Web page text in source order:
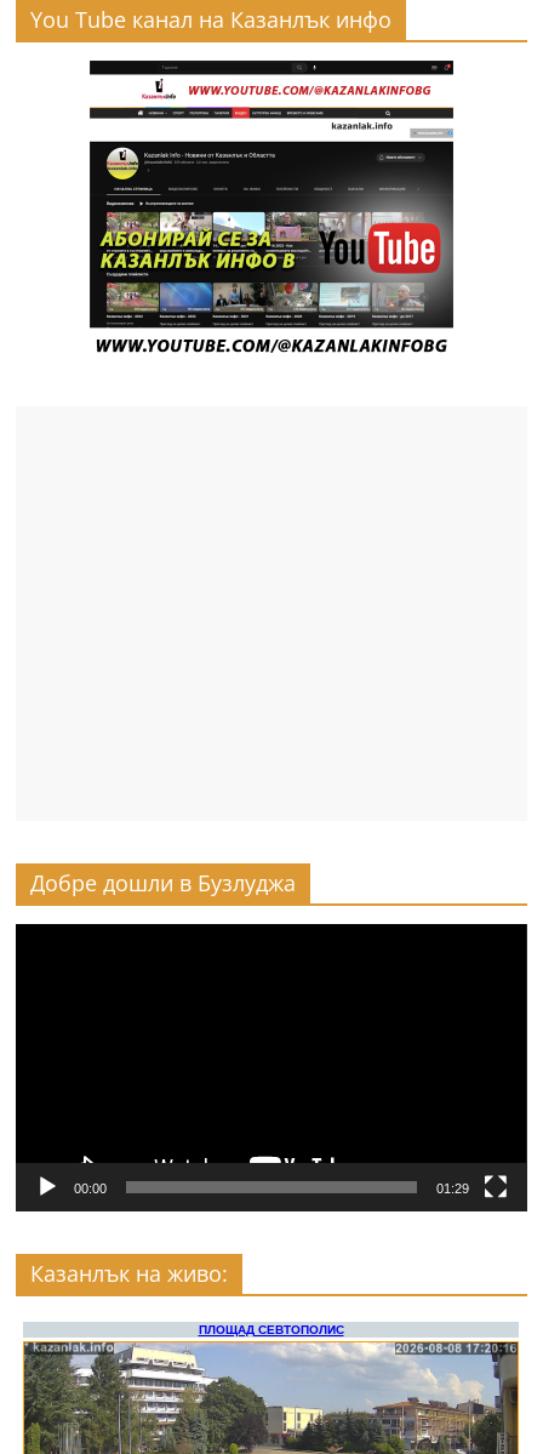
You Tube канал на Казанлък инфо
Добре дошли в Бузлуджа
00:00 01:29
Казанлък на живо: